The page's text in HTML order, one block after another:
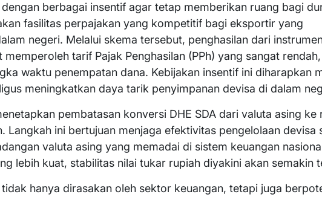
berbagai insentif agar tetap memberikan ruang bagi
fasilitas perpajakan yang kompetitif bagi eksportir yang
negeri. Melalui skema tersebut, penghasilan dari
memperoleh tarif Pajak Penghasilan (PPh) yang sangat
waktu penempatan dana. Kebijakan insentif ini diharapkan
meningkatkan daya tarik penyimpanan devisa di dalam
pembatasan konversi DHE SDA dari valuta asing ke
Langkah ini bertujuan menjaga efektivitas pengelolaan devisa
valuta asing yang memadai di sistem keuangan
lebih kuat, stabilitas nilai tukar rupiah diyakini akan semakin
hanya dirasakan oleh sektor keuangan, tetapi juga